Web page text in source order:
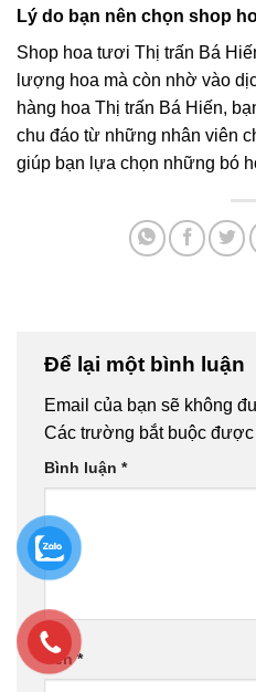
Lý do bạn nên chọn shop
Shop hoa tươi Thị trấn Bá
lượng hoa mà còn nhờ vào
hàng hoa Thị trấn Bá Hiến,
chu đáo từ những nhân viên
giúp bạn lựa chọn những bó
Để lại một bình luận
Email của bạn sẽ không
Các trường bắt buộc được
Bình luận *
Tên*